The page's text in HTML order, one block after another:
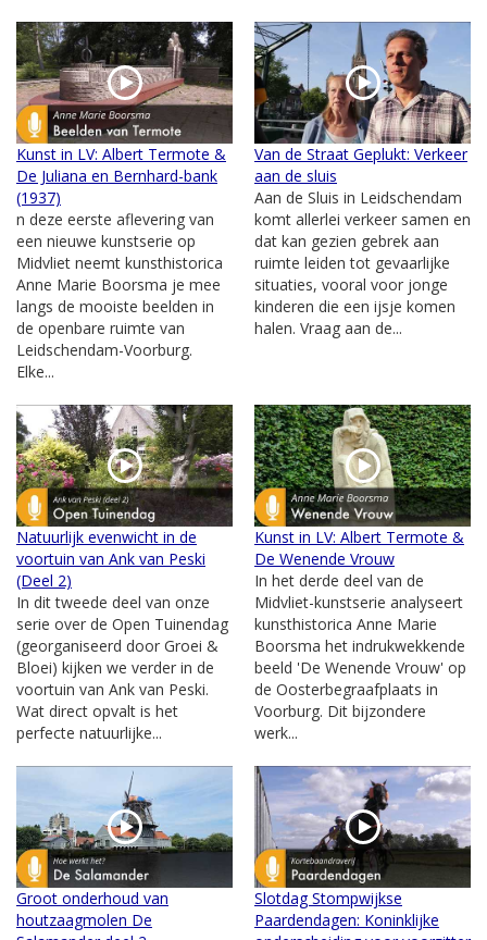
Kunst in LV: Albert Termote &
De Juliana en Bernhard-bank
(1937)
n deze eerste aflevering van
een nieuwe kunstserie op
Midvliet neemt kunsthistorica
Anne Marie Boorsma je mee
langs de mooiste beelden in
de openbare ruimte van
Leidschendam-Voorburg.
Elke...
Van de Straat Geplukt: Verkeer
aan de sluis
Aan de Sluis in Leidschendam
komt allerlei verkeer samen en
dat kan gezien gebrek aan
ruimte leiden tot gevaarlijke
situaties, vooral voor jonge
kinderen die een ijsje komen
halen. Vraag aan de...
Natuurlijk evenwicht in de
voortuin van Ank van Peski
(Deel 2)
In dit tweede deel van onze
serie over de Open Tuinendag
(georganiseerd door Groei &
Bloei) kijken we verder in de
voortuin van Ank van Peski.
Wat direct opvalt is het
perfecte natuurlijke...
Kunst in LV: Albert Termote &
De Wenende Vrouw
In het derde deel van de
Midvliet-kunstserie analyseert
kunsthistorica Anne Marie
Boorsma het indrukwekkende
beeld 'De Wenende Vrouw' op
de Oosterbegraafplaats in
Voorburg. Dit bijzondere
werk...
Groot onderhoud van
houtzaagmolen De
Slotdag Stompwijkse
Paardendagen: Koninklijke